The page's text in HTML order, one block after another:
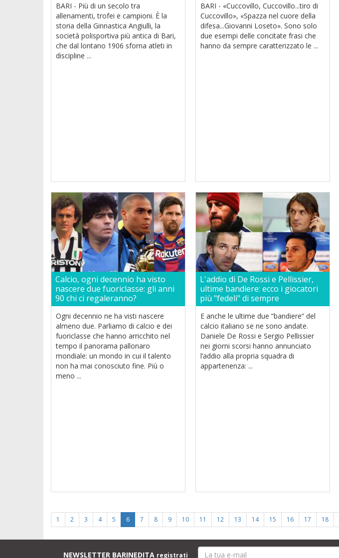
BARI - Più di un secolo tra
allenamenti, trofei e campioni. È la
storia della Ginnastica Angiulli, la
società polisportiva più antica di Bari,
che dal lontano 1906 sforna atleti in
discipline ...
BARI - «Cuccovillo, Cuccovillo...tiro di
Cuccovillo», «Spazza nel cuore della
difesa...Giovanni Loseto». Sono solo
due esempi delle concitate frasi che
hanno da sempre caratterizzato le ...
Calcio, ogni decennio ha visto
nascere due fuoriclasse: gli anni
90 chi ci regaleranno?
Ogni decennio ne ha visti nascere
almeno due. Parliamo di calcio e dei
fuoriclasse che hanno arricchito nel
tempo il panorama pallonaro
mondiale: un mondo in cui il talento
non ha mai conosciuto fine. Più o
meno ...
L'addio di De Rossi e Pellissier,
ultime bandiere: ecco i giocatori
più "fedeli" di sempre
E anche le ultime due “bandiere” del
calcio italiano se ne sono andate.
Daniele De Rossi e Sergio Pellissier
nei giorni scorsi hanno annunciato
l’addio alla propria squadra di
appartenenza: ...
1 2 3 4 5 6 7 8 9 10 11 12 13 14 15 16 17 18
NEWSLETTER BARINEDITA registrati